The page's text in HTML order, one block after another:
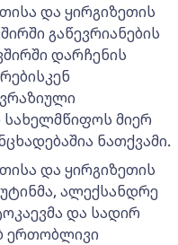
და ყირგიზეთის
გაწევრიანების
დარჩენის
სახელმწიფოს მიერ
ნათქვამი.
და ყირგიზეთის
ალექსანდრე
და სადირ
ერთობლივი